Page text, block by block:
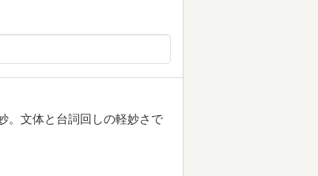
。文体と台詞回しの軽妙さで